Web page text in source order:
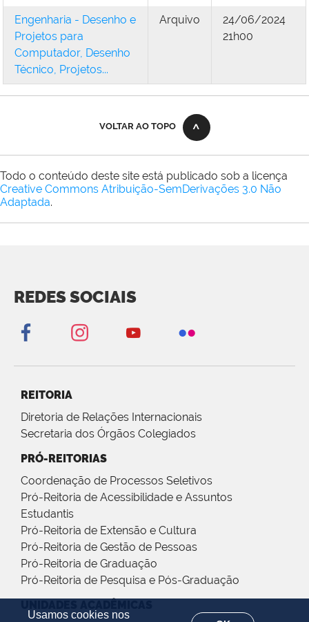
Usamos cookies nos
Engenharia - Desenho e
Projetos para
Computador, Desenho
Técnico, Projetos...
Arquivo
24/06/2024
21h00
VOLTAR AO TOPO
Todo o conteúdo deste site está publicado sob a licença
Creative Commons Atribuição-SemDerivações 3.0 Não
Adaptada.
REDES SOCIAIS
REITORIA
Diretoria de Relações Internacionais
Secretaria dos Órgãos Colegiados
PRÓ-REITORIAS
Coordenação de Processos Seletivos
Pró-Reitoria de Acessibilidade e Assuntos
Estudantis
Pró-Reitoria de Extensão e Cultura
Pró-Reitoria de Gestão de Pessoas
Pró-Reitoria de Graduação
Pró-Reitoria de Pesquisa e Pós-Graduação